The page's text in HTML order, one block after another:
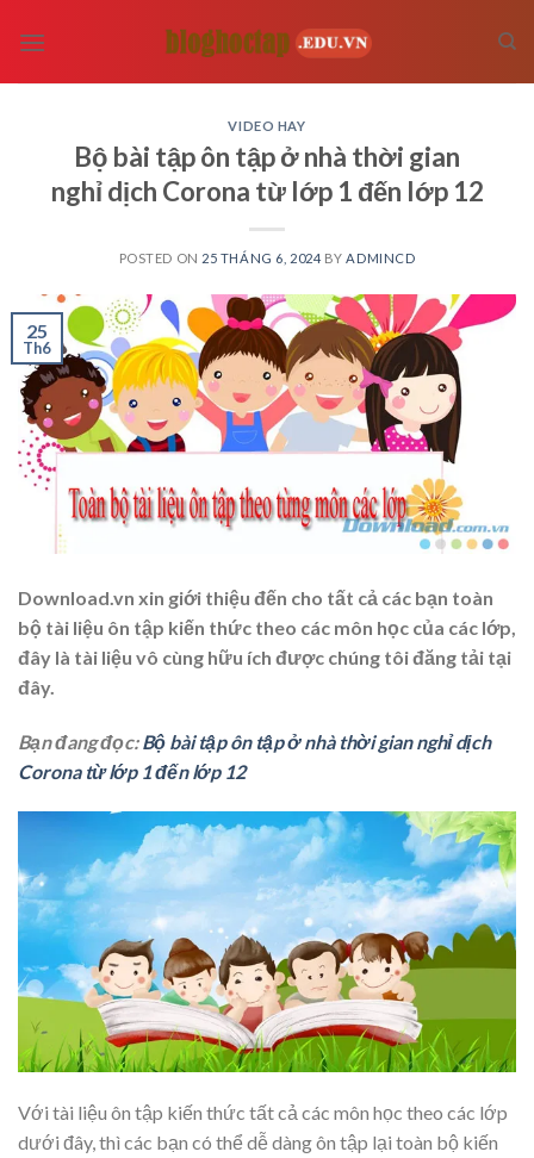
VIDEO HAY
Bộ bài tập ôn tập ở nhà thời gian
nghỉ dịch Corona từ lớp 1 đến lớp 12
POSTED ON 25 THÁNG 6, 2024 BY ADMINCD
25
Th6
Download.vn xin giới thiệu đến cho tất cả các bạn toàn
bộ tài liệu ôn tập kiến thức theo các môn học của các lớp,
đây là tài liệu vô cùng hữu ích được chúng tôi đăng tải tại
đây.
Bạn đang đọc:Bộ bài tập ôn tập ở nhà thời gian nghỉ dịch
Corona từ lớp 1 đến lớp 12
Với tài liệu ôn tập kiến thức tất cả các môn học theo các lớp
dưới đây, thì các bạn có thể dễ dàng ôn tập lại toàn bộ kiến